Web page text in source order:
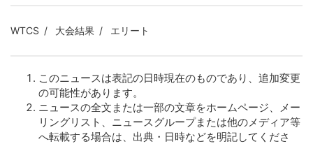
WTCS 大会結果 エリート
このニュースは表記の日時現在のものであり、追加変更
の可能性があります。
ニュースの全文または一部の文章をホームページ、メー
リングリスト、ニュースグループまたは他のメディア等
へ転載する場合は、出典・日時などを明記してくださ